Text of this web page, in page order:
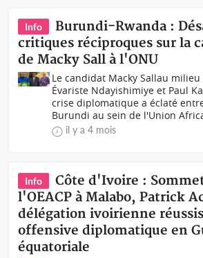
Info
Burundi-Rwanda :
critiques réciproques sur la
de Macky Sall à l'ONU
Le candidat Macky Sallau
Évariste Ndayishimiye et Paul
crise diplomatique a éclaté
Burundi au sein de l'Union
il y a 4 mois
Info
Côte d'Ivoire :
l'OEACP à Malabo, Patrick
délégation ivoirienne
offensive diplomatique en
équatoriale